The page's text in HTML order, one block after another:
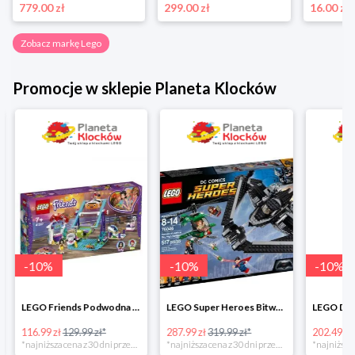
779.00 zł
299.00 zł
16.00 zł
Zobacz markę Lego
Promocje w sklepie Planeta Klocków
-10%
LEGO Friends Podwodna Frajda w super cenie
116.99 zł129.99 zł*
*najniższa cena z 30 dni przed obniżką
-10%
LEGO Super Heroes Bitwa powietrzna w super cenie
287.99 zł319.99 zł*
*najniższa cena z 30 dni przed obniżką
-10%
202.49 zł